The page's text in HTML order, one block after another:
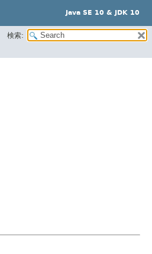
Java SE 10 & JDK 10
検索: